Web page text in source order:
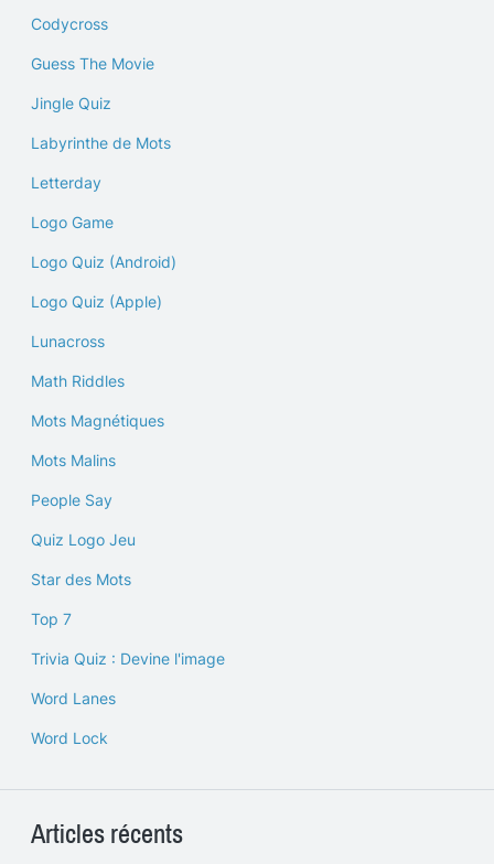
Codycross
Guess The Movie
Jingle Quiz
Labyrinthe de Mots
Letterday
Logo Game
Logo Quiz (Android)
Logo Quiz (Apple)
Lunacross
Math Riddles
Mots Magnétiques
Mots Malins
People Say
Quiz Logo Jeu
Star des Mots
Top 7
Trivia Quiz : Devine l'image
Word Lanes
Word Lock
Articles récents